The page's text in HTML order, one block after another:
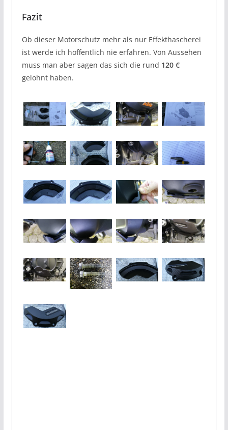
Fazit
Ob dieser Motorschutz mehr als nur Effekthascherei
ist werde ich hoffentlich nie erfahren. Von Aussehen
muss man aber sagen das sich die rund 120 €
gelohnt haben.